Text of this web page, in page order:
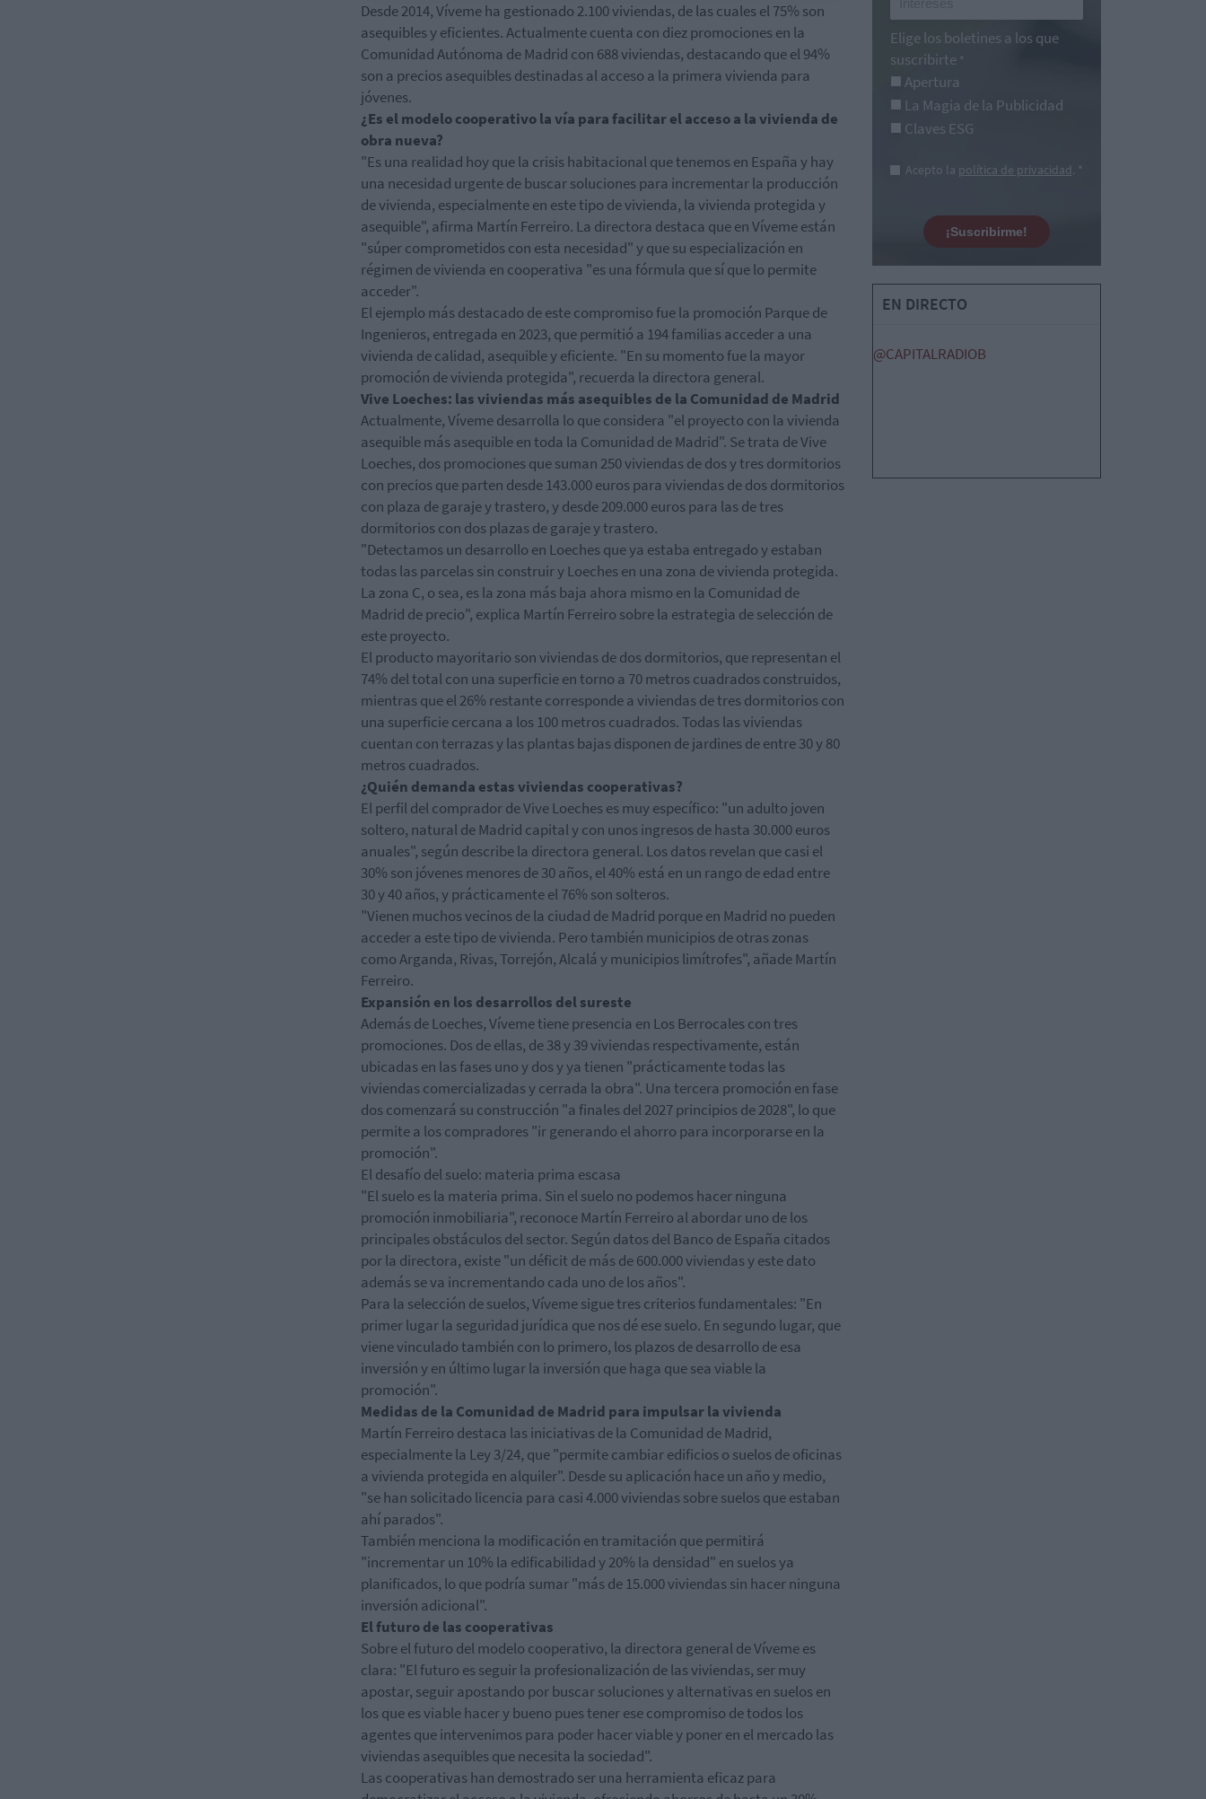
Desde 2014, Víveme ha gestionado 2.100 viviendas, de las cuales el 75% son
asequibles y eficientes. Actualmente cuenta con diez promociones en la
Comunidad Autónoma de Madrid con 688 viviendas, destacando que el 94%
son a precios asequibles destinadas al acceso a la primera vivienda para
jóvenes.
¿Es el modelo cooperativo la vía para facilitar el acceso a la vivienda de
obra nueva?
"Es una realidad hoy que la crisis habitacional que tenemos en España y hay
una necesidad urgente de buscar soluciones para incrementar la producción
de vivienda, especialmente en este tipo de vivienda, la vivienda protegida y
asequible", afirma Martín Ferreiro. La directora destaca que en Víveme están
"súper comprometidos con esta necesidad" y que su especialización en
régimen de vivienda en cooperativa "es una fórmula que sí que lo permite
acceder".
El ejemplo más destacado de este compromiso fue la promoción Parque de
Ingenieros, entregada en 2023, que permitió a 194 familias acceder a una
vivienda de calidad, asequible y eficiente. "En su momento fue la mayor
promoción de vivienda protegida", recuerda la directora general.
Vive Loeches: las viviendas más asequibles de la Comunidad de Madrid
Actualmente, Víveme desarrolla lo que considera "el proyecto con la vivienda
asequible más asequible en toda la Comunidad de Madrid". Se trata de Vive
Loeches, dos promociones que suman 250 viviendas de dos y tres dormitorios
con precios que parten desde 143.000 euros para viviendas de dos dormitorios
con plaza de garaje y trastero, y desde 209.000 euros para las de tres
dormitorios con dos plazas de garaje y trastero.
"Detectamos un desarrollo en Loeches que ya estaba entregado y estaban
todas las parcelas sin construir y Loeches en una zona de vivienda protegida.
La zona C, o sea, es la zona más baja ahora mismo en la Comunidad de
Madrid de precio", explica Martín Ferreiro sobre la estrategia de selección de
este proyecto.
El producto mayoritario son viviendas de dos dormitorios, que representan el
74% del total con una superficie en torno a 70 metros cuadrados construidos,
mientras que el 26% restante corresponde a viviendas de tres dormitorios con
una superficie cercana a los 100 metros cuadrados. Todas las viviendas
cuentan con terrazas y las plantas bajas disponen de jardines de entre 30 y 80
metros cuadrados.
¿Quién demanda estas viviendas cooperativas?
El perfil del comprador de Vive Loeches es muy específico: "un adulto joven
soltero, natural de Madrid capital y con unos ingresos de hasta 30.000 euros
anuales", según describe la directora general. Los datos revelan que casi el
30% son jóvenes menores de 30 años, el 40% está en un rango de edad entre
30 y 40 años, y prácticamente el 76% son solteros.
"Vienen muchos vecinos de la ciudad de Madrid porque en Madrid no pueden
acceder a este tipo de vivienda. Pero también municipios de otras zonas
como Arganda, Rivas, Torrejón, Alcalá y municipios limítrofes", añade Martín
Ferreiro.
Expansión en los desarrollos del sureste
Además de Loeches, Víveme tiene presencia en Los Berrocales con tres
promociones. Dos de ellas, de 38 y 39 viviendas respectivamente, están
ubicadas en las fases uno y dos y ya tienen "prácticamente todas las
viviendas comercializadas y cerrada la obra". Una tercera promoción en fase
dos comenzará su construcción "a finales del 2027 principios de 2028", lo que
permite a los compradores "ir generando el ahorro para incorporarse en la
promoción".
El desafío del suelo: materia prima escasa
"El suelo es la materia prima. Sin el suelo no podemos hacer ninguna
promoción inmobiliaria", reconoce Martín Ferreiro al abordar uno de los
principales obstáculos del sector. Según datos del Banco de España citados
por la directora, existe "un déficit de más de 600.000 viviendas y este dato
además se va incrementando cada uno de los años".
Para la selección de suelos, Víveme sigue tres criterios fundamentales: "En
primer lugar la seguridad jurídica que nos dé ese suelo. En segundo lugar, que
viene vinculado también con lo primero, los plazos de desarrollo de esa
inversión y en último lugar la inversión que haga que sea viable la
promoción".
Medidas de la Comunidad de Madrid para impulsar la vivienda
Martín Ferreiro destaca las iniciativas de la Comunidad de Madrid,
especialmente la Ley 3/24, que "permite cambiar edificios o suelos de oficinas
a vivienda protegida en alquiler". Desde su aplicación hace un año y medio,
"se han solicitado licencia para casi 4.000 viviendas sobre suelos que estaban
ahí parados".
También menciona la modificación en tramitación que permitirá
"incrementar un 10% la edificabilidad y 20% la densidad" en suelos ya
planificados, lo que podría sumar "más de 15.000 viviendas sin hacer ninguna
inversión adicional".
El futuro de las cooperativas
Sobre el futuro del modelo cooperativo, la directora general de Víveme es
clara: "El futuro es seguir la profesionalización de las viviendas, ser muy
apostar, seguir apostando por buscar soluciones y alternativas en suelos en
los que es viable hacer y bueno pues tener ese compromiso de todos los
agentes que intervenimos para poder hacer viable y poner en el mercado las
viviendas asequibles que necesita la sociedad".
Las cooperativas han demostrado ser una herramienta eficaz para
Elige los boletines a los que
suscribirte *
Apertura
La Magia de la Publicidad
Claves ESG
Acepto la política de privacidad. *
¡Suscribirme!
EN DIRECTO
@CAPITALRADIOB